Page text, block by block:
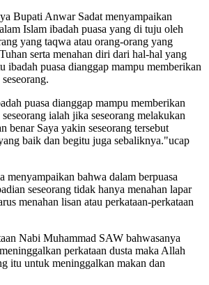
Bupati Anwar Sadat menyampaikan
Islam ibadah puasa yang di tuju oleh
yang taqwa atau orang-orang yang
serta menahan diri dari hal-hal yang
ibadah puasa dianggap mampu memberikan
puasa dianggap mampu memberikan
ialah jika seseorang melakukan
benar Saya yakin seseorang tersebut
baik dan begitu juga sebaliknya."ucap
menyampaikan bahwa dalam berpuasa
seseorang tidak hanya menahan lapar
menahan lisan atau perkataan-perkataan
Nabi Muhammad SAW bahwasanya
perkataan dusta maka Allah
itu untuk meninggalkan makan dan